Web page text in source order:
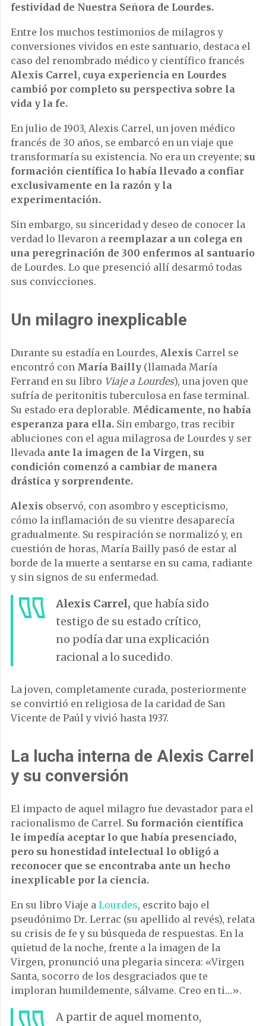
festividad de Nuestra Señora de Lourdes.
Entre los muchos testimonios de milagros y
conversiones vividos en este santuario, destaca el
caso del renombrado médico y científico francés
Alexis Carrel, cuya experiencia en Lourdes
cambió por completo su perspectiva sobre la
vida y la fe.
En julio de 1903, Alexis Carrel, un joven médico
francés de 30 años, se embarcó en un viaje que
transformaría su existencia. No era un creyente; su
formación científica lo había llevado a confiar
exclusivamente en la razón y la
experimentación.
Sin embargo, su sinceridad y deseo de conocer la
verdad lo llevaron a reemplazar a un colega en
una peregrinación de 300 enfermos al santuario
de Lourdes. Lo que presenció allí desarmó todas
sus convicciones.
Un milagro inexplicable
Durante su estadía en Lourdes, Alexis Carrel se
encontró con María Bailly (llamada María
Ferrand en su libro Viaje a Lourdes), una joven que
sufría de peritonitis tuberculosa en fase terminal.
Su estado era deplorable. Médicamente, no había
esperanza para ella. Sin embargo, tras recibir
abluciones con el agua milagrosa de Lourdes y ser
llevada ante la imagen de la Virgen, su
condición comenzó a cambiar de manera
drástica y sorprendente.
Alexis observó, con asombro y escepticismo,
cómo la inflamación de su vientre desaparecía
gradualmente. Su respiración se normalizó y, en
cuestión de horas, María Bailly pasó de estar al
borde de la muerte a sentarse en su cama, radiante
y sin signos de su enfermedad.
Alexis Carrel, que había sido
testigo de su estado crítico,
no podía dar una explicación
racional a lo sucedido.
La joven, completamente curada, posteriormente
se convirtió en religiosa de la caridad de San
Vicente de Paúl y vivió hasta 1937.
La lucha interna de Alexis Carrel
y su conversión
El impacto de aquel milagro fue devastador para el
racionalismo de Carrel. Su formación científica
le impedía aceptar lo que había presenciado,
pero su honestidad intelectual lo obligó a
reconocer que se encontraba ante un hecho
inexplicable por la ciencia.
En su libro Viaje a Lourdes, escrito bajo el
pseudónimo Dr. Lerrac (su apellido al revés), relata
su crisis de fe y su búsqueda de respuestas. En la
quietud de la noche, frente a la imagen de la
Virgen, pronunció una plegaria sincera: «Virgen
Santa, socorro de los desgraciados que te
imploran humildemente, sálvame. Creo en ti…».
A partir de aquel momento,